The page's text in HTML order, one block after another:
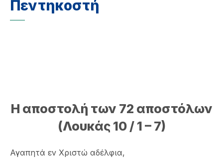
Πεντηκοστή
Η αποστολή των 72 αποστόλων
(Λουκάς 10 / 1 – 7)
Αγαπητά εν Χριστώ αδέλφια,